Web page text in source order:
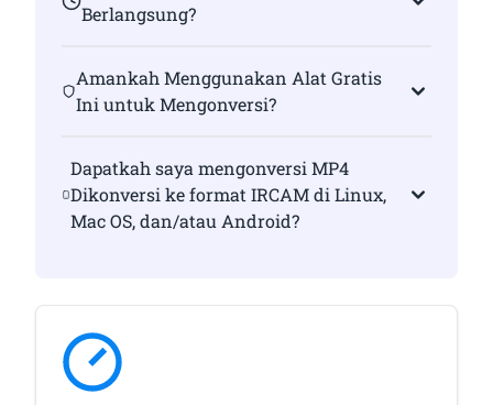
Berlangsung?
Amankah Menggunakan Alat Gratis
Ini untuk Mengonversi?
Dapatkah saya mengonversi MP4
Dikonversi ke format IRCAM di Linux,
Mac OS, dan/atau Android?